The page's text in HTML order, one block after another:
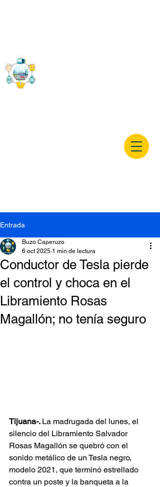
Entrada
Conductor de Tesla pierde
el control y choca en el
Libramiento Rosas
Magallón; no tenía seguro
Buzo Caperuzo
6 oct 2025 1 min de lectura
Tijuana-. La madrugada del lunes, el
silencio del Libramiento Salvador
Rosas Magallón se quebró con el
sonido metálico de un Tesla negro,
modelo 2021, que terminó estrellado
contra un poste y la banqueta a la